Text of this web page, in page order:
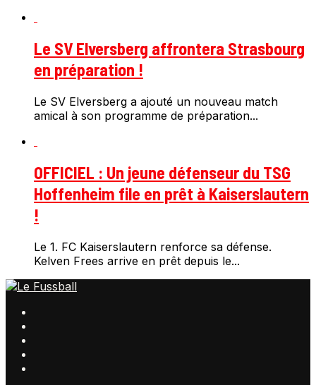
Le SV Elversberg affrontera Strasbourg
en préparation !
Le SV Elversberg a ajouté un nouveau match
amical à son programme de préparation...
OFFICIEL : Un jeune défenseur du TSG
Hoffenheim file en prêt à Kaiserslautern
!
Le 1. FC Kaiserslautern renforce sa défense.
Kelven Frees arrive en prêt depuis le...